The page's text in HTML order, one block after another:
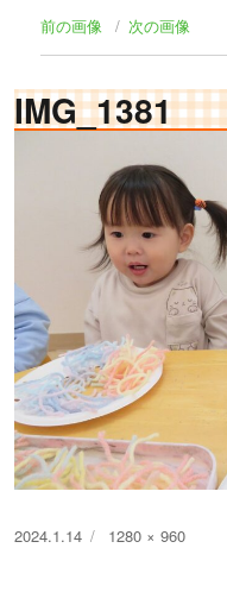
前の画像 次の画像
IMG_1381
投
2024.1.14
フ
1280 × 960